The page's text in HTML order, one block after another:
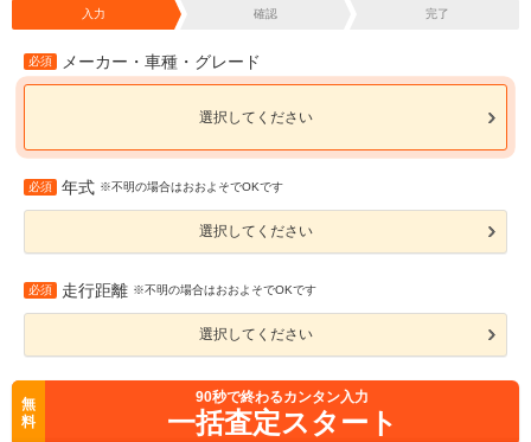
入力 確認 完了
必須 メーカー・車種・グレード
選択してください
必須 年式 ※不明の場合はおおよそでOKです
選択してください
必須 走行距離 ※不明の場合はおおよそでOKです
選択してください
無
料
90秒で終わるカンタン入力
一括査定スタート